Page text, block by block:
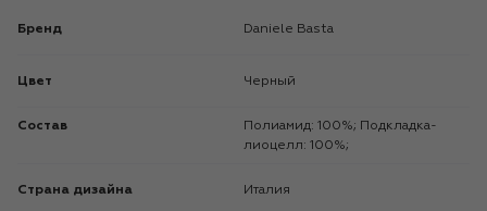
Бренд Daniele Basta
Цвет Черный
Состав
Полиамид: 100%; Подкладка-
лиоцелл: 100%;
Страна дизайна Италия